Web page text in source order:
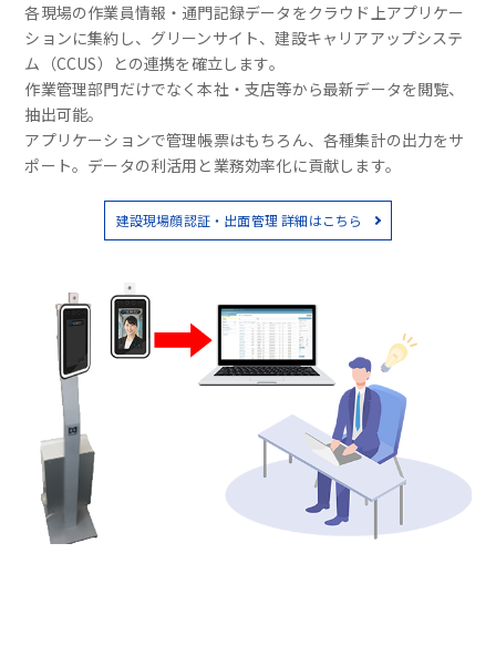
各現場の作業員情報・通門記録データをクラウド上アプリケー
ションに集約し、グリーンサイト、建設キャリアアップシステ
ム（CCUS）との連携を確立します。
作業管理部門だけでなく本社・支店等から最新データを閲覧、
抽出可能。
アプリケーションで管理帳票はもちろん、各種集計の出力をサ
ポート。データの利活用と業務効率化に貢献します。
建設現場顔認証・出面管理 詳細はこちら